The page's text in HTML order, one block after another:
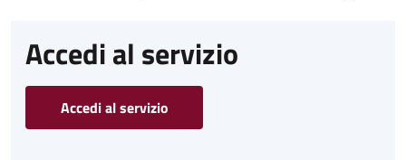
Accedi al servizio
Accedi al servizio